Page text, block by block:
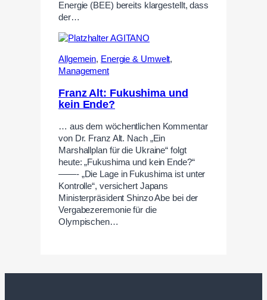
Energie (BEE) bereits klargestellt, dass
der…
Allgemein, Energie & Umwelt,
Management
Franz Alt: Fukushima und
kein Ende?
… aus dem wöchentlichen Kommentar
von Dr. Franz Alt. Nach „Ein
Marshallplan für die Ukraine“ folgt
heute: „Fukushima und kein Ende?“
——- „Die Lage in Fukushima ist unter
Kontrolle“, versichert Japans
Ministerpräsident Shinzo Abe bei der
Vergabezeremonie für die
Olympischen…